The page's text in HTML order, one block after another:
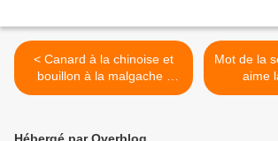
< Canard à la chinoise et
bouillon à la malgache (
pour mouiller le riz) :
Mot de la